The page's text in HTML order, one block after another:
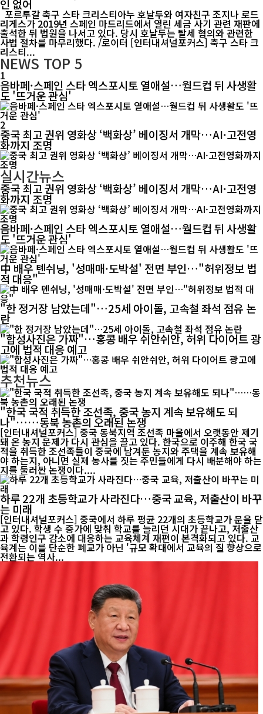
인 없어
포르투갈 축구 스타 크리스티아누 호날두와 여자친구 조지나 로드
리게스가 2019년 스페인 마드리드에서 열린 세금 사기 관련 재판에
출석한 뒤 법원을 나서고 있다. 당시 호날두는 탈세 혐의와 관련한
사법 절차를 마무리했다. /로이터 [인터내셔널포커스] 축구 스타 크
리스티...
NEWS TOP 5
1
음바페·스페인 스타 엑스포시토 열애설…월드컵 뒤 사생활
도 '뜨거운 관심'
2
중국 최고 권위 영화상 ‘백화상’ 베이징서 개막…AI·고전영
화까지 조명
실시간뉴스
중국 최고 권위 영화상 ‘백화상’ 베이징서 개막…AI·고전영
화까지 조명
음바페·스페인 스타 엑스포시토 열애설…월드컵 뒤 사생활
도 '뜨거운 관심'
中 배우 톈쉬닝, '성매매·도박설' 전면 부인…"허위정보 법
적 대응"
"한 정거장 남았는데"…25세 아이돌, 고속철 좌석 점유 논
란
"합성사진은 가짜"…홍콩 배우 쉬안쉬안, 허위 다이어트 광
고에 법적 대응 예고
추천뉴스
"한국 국적 취득한 조선족, 중국 농지 계속 보유해도 되
나"……동북 농촌의 오래된 논쟁
[인터내셔널포커스] 중국 동북지역 조선족 마을에서 오랫동안 제기
돼 온 농지 문제가 다시 관심을 끌고 있다. 한국으로 이주해 한국 국
적을 취득한 조선족들이 중국에 남겨둔 농지와 주택을 계속 보유해
야 하는지, 아니면 실제 농사를 짓는 주민들에게 다시 배분해야 하는
지를 둘러싼 논쟁이다....
하루 22개 초등학교가 사라진다…중국 교육, 저출산이 바꾸
는 미래
[인터내셔널포커스] 중국에서 하루 평균 22개의 초등학교가 문을 닫
고 있다. 학생 수 증가에 맞춰 학교를 늘리던 시대가 끝나고, 저출산
과 학령인구 감소에 대응하는 교육체계 재편이 본격화되고 있다. 교
육계는 이를 단순한 폐교가 아닌 '규모 확대에서 교육의 질 향상으로
전환되는 역사...